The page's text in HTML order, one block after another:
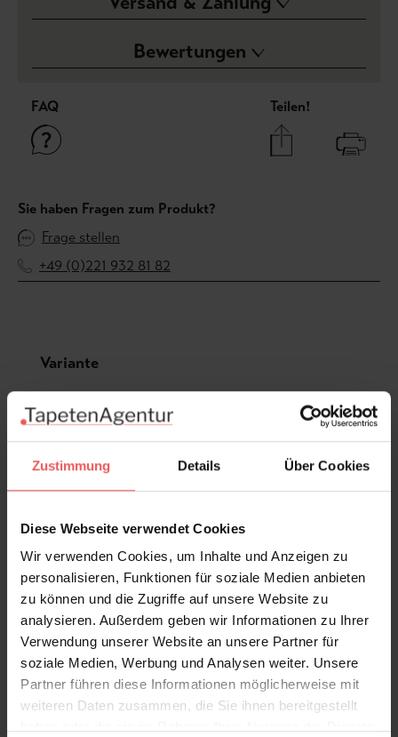
Zustimmung Details Über Cookies
Diese Webseite verwendet Cookies
Wir verwenden Cookies, um Inhalte und Anzeigen zu
personalisieren, Funktionen für soziale Medien anbieten
zu können und die Zugriffe auf unsere Website zu
analysieren. Außerdem geben wir Informationen zu Ihrer
Verwendung unserer Website an unsere Partner für
soziale Medien, Werbung und Analysen weiter. Unsere
Partner führen diese Informationen möglicherweise mit
weiteren Daten zusammen, die Sie ihnen bereitgestellt
Bewertungen
FAQ Teilen!
Sie haben Fragen zum Produkt?
Frage stellen
+49 (0)221 932 81 82
Produktgalerie überspringen
Variante